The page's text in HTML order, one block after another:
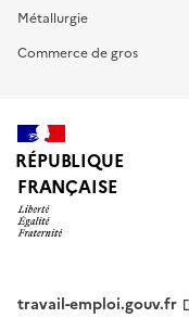
Métallurgie
Commerce de gros
RÉPUBLIQUE
FRANÇAISE
travail-emploi.gouv.fr